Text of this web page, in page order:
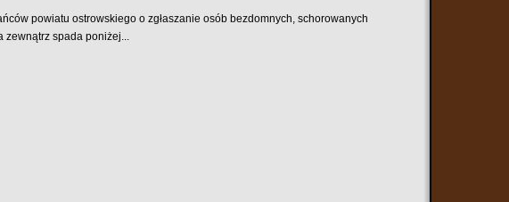
powiatu ostrowskiego o zgłaszanie osób bezdomnych, schorowanych
spada poniżej...